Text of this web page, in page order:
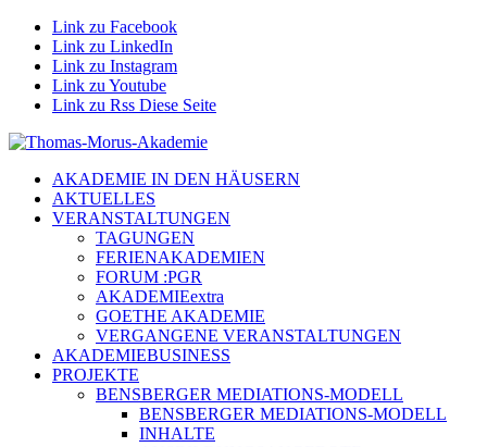
Link zu Facebook
Link zu LinkedIn
Link zu Instagram
Link zu Youtube
Link zu Rss Diese Seite
AKADEMIE IN DEN HÄUSERN
AKTUELLES
VERANSTALTUNGEN
TAGUNGEN
FERIENAKADEMIEN
FORUM :PGR
AKADEMIEextra
GOETHE AKADEMIE
VERGANGENE VERANSTALTUNGEN
AKADEMIEBUSINESS
PROJEKTE
BENSBERGER MEDIATIONS-MODELL
BENSBERGER MEDIATIONS-MODELL
INHALTE